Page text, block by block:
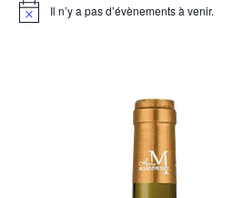
Notice Il n’y a pas d’évènements à venir.